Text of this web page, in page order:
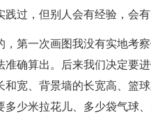
过，但别人会有经验，会有
，第一次画图我没有实地考
准确算出。后来我们决定要
宽、背景墙的长宽高、篮
少米拉花儿、多少袋气球